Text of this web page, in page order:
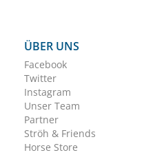
ÜBER UNS
Facebook
Twitter
Instagram
Unser Team
Partner
Ströh & Friends
Horse Store